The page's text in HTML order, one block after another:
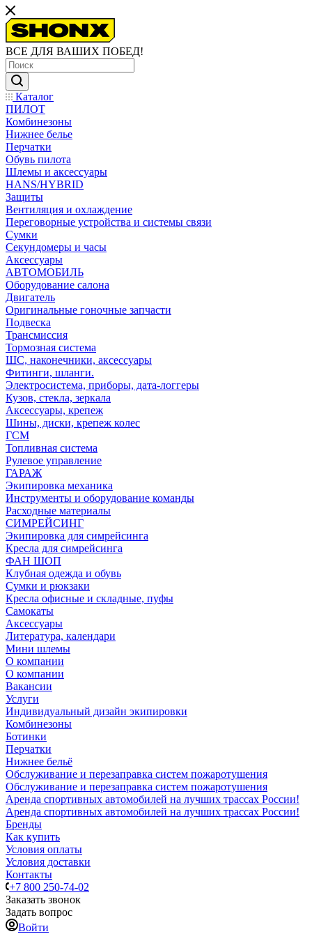
ВСЕ ДЛЯ ВАШИХ ПОБЕД!
Каталог
ПИЛОТ
Комбинезоны
Нижнее белье
Перчатки
Обувь пилота
Шлемы и аксессуары
HANS/HYBRID
Защиты
Вентиляция и охлаждение
Переговорные устройства и системы связи
Сумки
Секундомеры и часы
Аксессуары
АВТОМОБИЛЬ
Оборудование салона
Двигатель
Оригинальные гоночные запчасти
Подвеска
Трансмиссия
Тормозная система
ШС, наконечники, аксессуары
Фитинги, шланги.
Электросистема, приборы, дата-логгеры
Кузов, стекла, зеркала
Аксессуары, крепеж
Шины, диски, крепеж колес
ГСМ
Топливная система
Рулевое управление
ГАРАЖ
Экипировка механика
Инструменты и оборудование команды
Расходные материалы
СИМРЕЙСИНГ
Экипировка для симрейсинга
Кресла для симрейсинга
ФАН ШОП
Клубная одежда и обувь
Сумки и рюкзаки
Кресла офисные и складные, пуфы
Самокаты
Аксессуары
Литература, календари
Мини шлемы
О компании
О компании
Вакансии
Услуги
Индивидуальный дизайн экипировки
Комбинезоны
Ботинки
Перчатки
Нижнее бельё
Обслуживание и перезаправка систем пожаротушения
Обслуживание и перезаправка систем пожаротушения
Аренда спортивных автомобилей на лучших трассах России!
Аренда спортивных автомобилей на лучших трассах России!
Бренды
Как купить
Условия оплаты
Условия доставки
Контакты
+7 800 250-74-02
Заказать звонок
Задать вопрос
Войти